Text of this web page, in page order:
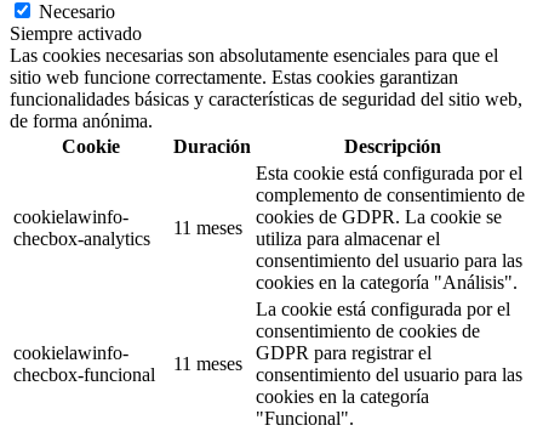
Necesario
Siempre activado
Las cookies necesarias son absolutamente esenciales para que el
sitio web funcione correctamente. Estas cookies garantizan
funcionalidades básicas y características de seguridad del sitio web,
de forma anónima.
Cookie
Duración Descripción
cookielawinfo-
checbox-analytics
11 meses
Esta cookie está configurada por el
complemento de consentimiento de
cookies de GDPR. La cookie se
utiliza para almacenar el
consentimiento del usuario para las
cookies en la categoría "Análisis".
cookielawinfo-
checbox-funcional
11 meses
La cookie está configurada por el
consentimiento de cookies de
GDPR para registrar el
consentimiento del usuario para las
cookies en la categoría
"Funcional".